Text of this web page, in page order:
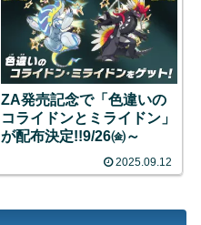
ZA発売記念で「色違いの
コライドンとミライドン」
が配布決定!!9/26㈮～
2025.09.12